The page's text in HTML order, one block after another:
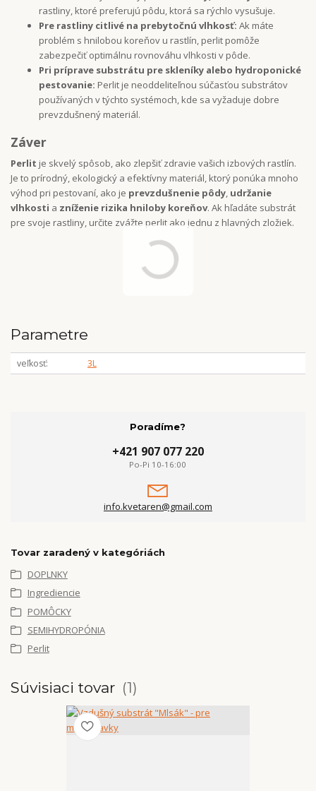
rastliny, ktoré preferujú pôdu, ktorá sa rýchlo vysušuje.
Pre rastliny citlivé na prebytočnú vlhkosť: Ak máte
problém s hnilobou koreňov u rastlín, perlit pomôže
zabezpečiť optimálnu rovnováhu vlhkosti v pôde.
Pri príprave substrátu pre skleníky alebo hydroponické
pestovanie: Perlit je neoddeliteľnou súčasťou substrátov
používaných v týchto systémoch, kde sa vyžaduje dobre
prevzdušnený materiál.
Záver
Perlit je skvelý spôsob, ako zlepšiť zdravie vašich izbových rastlín.
Je to prírodný, ekologický a efektívny materiál, ktorý ponúka mnoho
výhod pri pestovaní, ako je prevzdušnenie pôdy, udržanie
vlhkosti a zníženie rizika hniloby koreňov. Ak hľadáte substrát
pre svoje rastliny, určite zvážte perlit ako jednu z hlavných zložiek.
Parametre
veľkosť 3L
Poradíme?
+421 907 077 220
Po-Pi 10-16:00
info.kvetaren@gmail.com
Tovar zaradený v kategóriách
DOPLNKY
Ingrediencie
POMÔCKY
SEMIHYDROPÓNIA
Perlit
Súvisiaci tovar 1